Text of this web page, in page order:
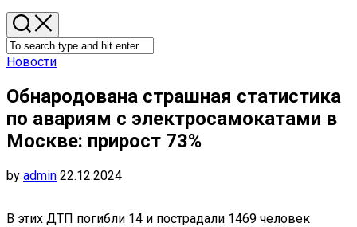
Новости
Обнародована страшная статистика
по авариям с электросамокатами в
Москве: прирост 73%
by admin 22.12.2024
В этих ДТП погибли 14 и пострадали 1469 человек